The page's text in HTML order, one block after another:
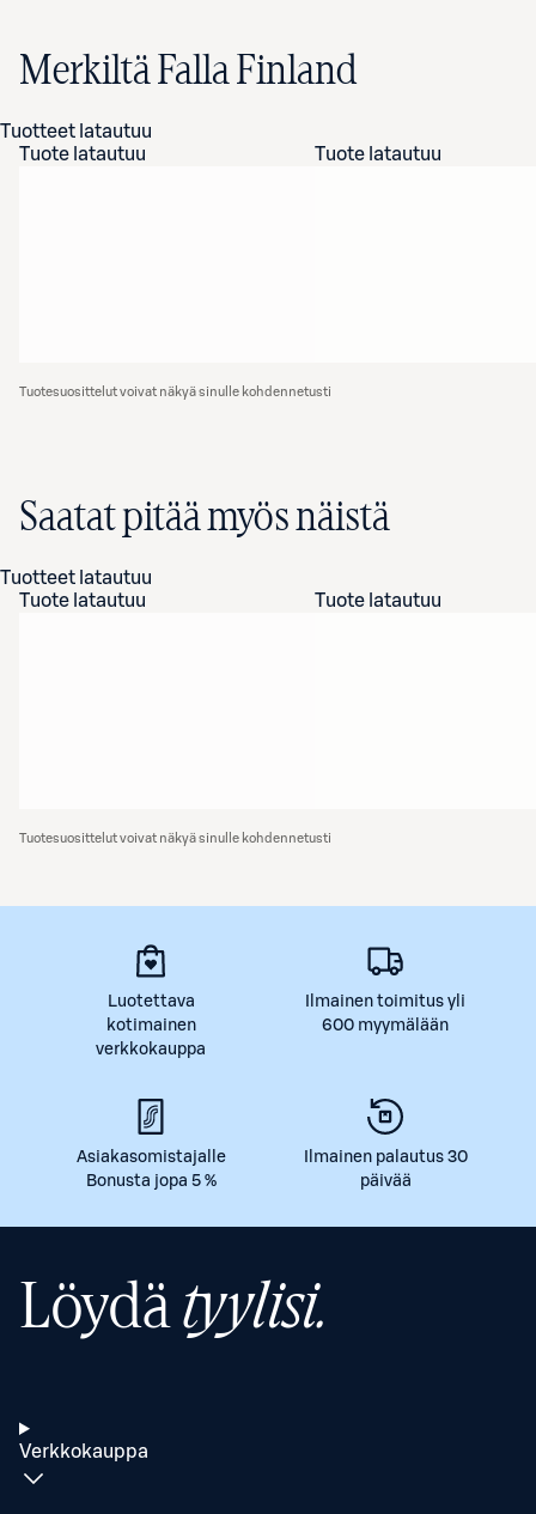
Merkiltä Falla Finland
Tuotteet latautuu
Tuote latautuu
Tuote latautuu
Tuotesuosittelut voivat näkyä sinulle kohdennetusti
Saatat pitää myös näistä
Tuotteet latautuu
Tuote latautuu
Tuote latautuu
Tuotesuosittelut voivat näkyä sinulle kohdennetusti
Luotettava
kotimainen
verkkokauppa
Ilmainen toimitus yli
600 myymälään
Asiakasomistajalle
Bonusta jopa 5 %
Ilmainen palautus 30
päivää
Löydätyylisi.
Verkkokauppa